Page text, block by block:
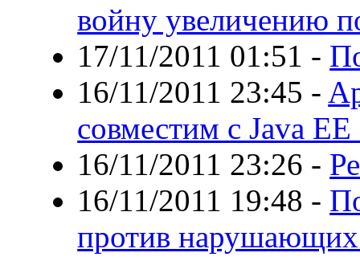
войну увеличению
17/11/2011 01:51 -
16/11/2011 23:45 -
совместим с Java EE
16/11/2011 23:26 -
16/11/2011 19:48 -
против нарушающих